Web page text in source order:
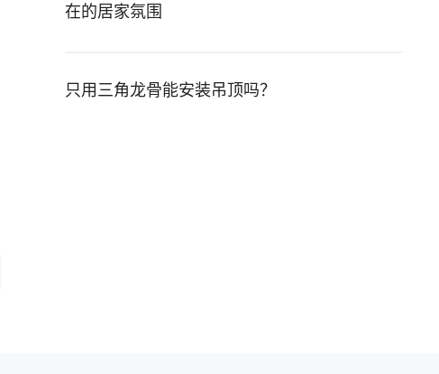
在的居家氛围
只用三角龙骨能安装吊顶吗？